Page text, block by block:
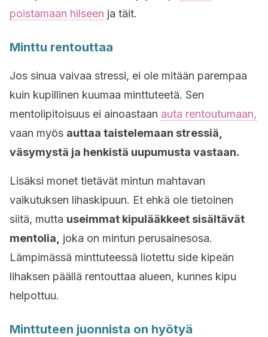
poistamaan hilseen ja täit.
Minttu rentouttaa
Jos sinua vaivaa stressi, ei ole mitään parempaa
kuin kupillinen kuumaa minttuteetä. Sen
mentolipitoisuus ei ainoastaan auta rentoutumaan,
vaan myös auttaa taistelemaan stressiä,
väsymystä ja henkistä uupumusta vastaan.
Lisäksi monet tietävät mintun mahtavan
vaikutuksen lihaskipuun. Et ehkä ole tietoinen
siitä, mutta useimmat kipulääkkeet sisältävät
mentolia,
joka on mintun perusainesosa.
Lämpimässä minttuteessä liotettu side kipeän
lihaksen päällä rentouttaa alueen, kunnes kipu
helpottuu.
Minttuteen juonnista on hyötyä